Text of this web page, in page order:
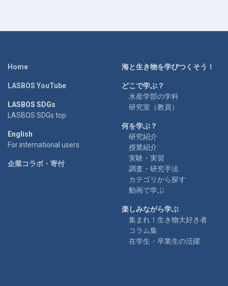
Home
LASBOS YouTube
LASBOS SDGs
LASBOS SDGs top
English
For international users
企業コラボ・寄付
海と生き物を学びつくそう！
どこで学ぶ？
水産学部の学科
研究室（教員）
何を学ぶ？
研究紹介
授業紹介
実験・実習
調査・研究手法
カテゴリから探す
動画で学ぶ
楽しみながら学ぶ
集まれ！生き物大好き者
コラム集
在学生・卒業生の活躍